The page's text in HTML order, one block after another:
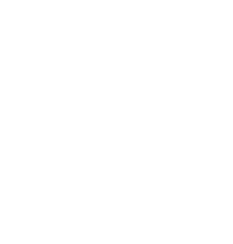
tempo, ottenendo
e fatica. Modalità
d'aria di 13 m/s e
morbido e setoso e
Funzione Plasma.